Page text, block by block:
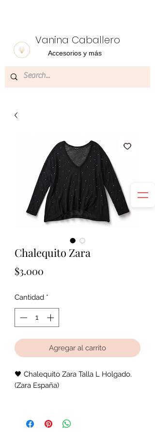
Vanina Caballero
Accesorios y más
Chalequito Zara
$3.000
Cantidad *
Agregar al carrito
🖤 Chalequito Zara Talla L Holgado.
(Zara España)